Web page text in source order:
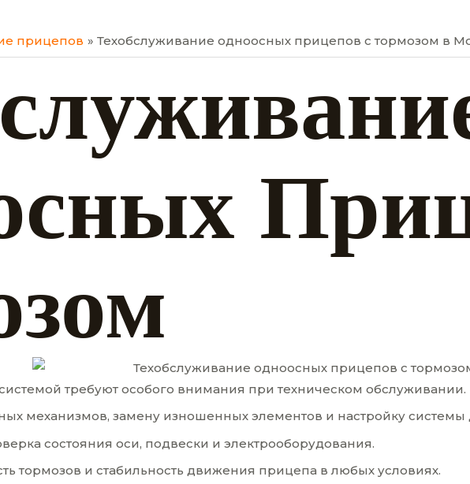
прицепов Техобслуживание одноосных прицепов с тормозом в
требуют особого внимания при техническом обслуживании.
механизмов, замену изношенных элементов и настройку
состояния оси, подвески и электрооборудования.
тормозов и стабильность движения прицепа в любых условиях.